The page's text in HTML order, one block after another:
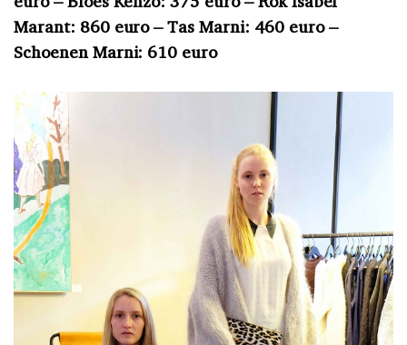
Marant: 860 euro – Tas Marni: 460 euro –
Schoenen Marni: 610 euro